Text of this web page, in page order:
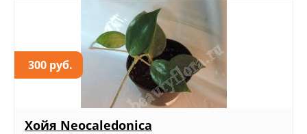
300 руб.
Хойя Neocaledonica